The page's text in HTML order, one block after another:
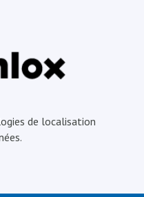
de localisation